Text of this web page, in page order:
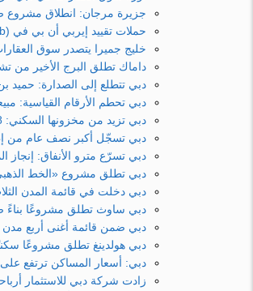
جزيرة مرجان: انطلاق مشروع ضخم
حملات تقييد إيربي أن بي في (Airbnb) أوروبا تدفع المستثمرين نحو سوق الإيجار قصير المدى في دبي
خليج جميرا يتصدر سوق
داماك تطلق البرج الأخير من
دبي تتطلع إلى الصدارة: حميد
دبي تحطم الأرقام القياسية:
دبي تزيد من مخزونها السكني: 38 مليار درهم لـ 14 ألف مسكن جديد في المناطق الراقية
دبي تسجّل أكبر نصف عام من إطلاق المشاريع في
دبي تسرّع مترو الأنفاق:
دبي تطلق مشروع «الخط
دبي دخلت في قائمة المدن الثلاث
دبي ساوث تطلق مشروعًا بناءً ضخمًا: عقد بقيمة 2
دبي ضمن قائمة أغنى أربع مدن
دبي هولدينغ تطلق مشروعًا سكنيًا جديدًا مغلقًا
دبي: أسعار المساكن ترتفع على
زادت شركة دبي للاستثمار أرباحها الصافية في الربع